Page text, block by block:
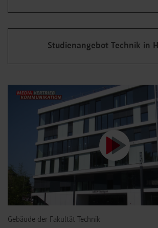
Studienangebot Technik in
Gebäude der Fakultät Technik